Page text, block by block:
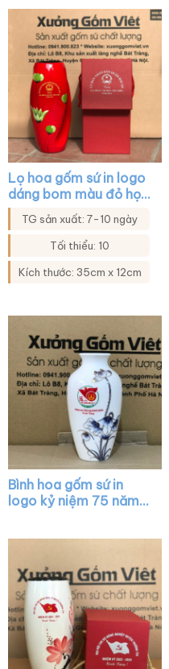
Lọ hoa gốm sứ in logo
dáng bom màu đỏ họa
tiết hoa tulip xanh
XG-LH45
TG sản xuất: 7-10 ngày
Tối thiểu: 10
Kích thước: 35cm x 12cm
Bình hoa gốm sứ in
logo kỷ niệm 75 năm